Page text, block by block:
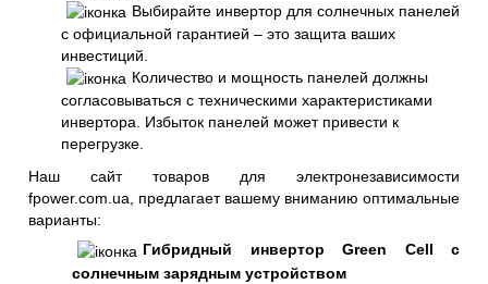
Выбирайте инвертор для солнечных панелей
с официальной гарантией – это защита ваших
инвестиций.
Количество и мощность панелей должны
согласовываться с техническими характеристиками
инвертора. Избыток панелей может привести к
перегрузке.
Наш сайт товаров для электронезависимости
fpower.com.ua, предлагает вашему вниманию оптимальные
варианты:
Гибридный инвертор Green Cell с
солнечным зарядным устройством